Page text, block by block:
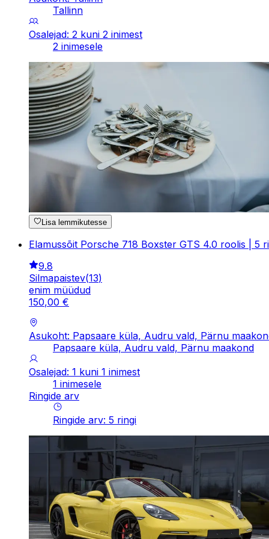
Tallinn
Osalejad: 2 kuni 2 inimest
2 inimesele
Lisa lemmikutesse
Elamussõit Porsche 718 Boxster GTS 4.0 roolis | 5
9.8
Silmapaistev(13)
enim müüdud
150,00 €
Asukoht: Papsaare küla, Audru vald, Pärnu
Papsaare küla, Audru vald, Pärnu maakond
Osalejad: 1 kuni 1 inimest
1 inimesele
Ringide arv
Ringide arv: 5 ringi